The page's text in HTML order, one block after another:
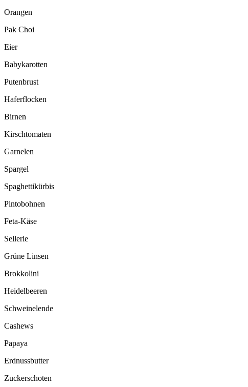
Orangen
Pak Choi
Eier
Babykarotten
Putenbrust
Haferflocken
Birnen
Kirschtomaten
Garnelen
Spargel
Spaghettikürbis
Pintobohnen
Feta-Käse
Sellerie
Grüne Linsen
Brokkolini
Heidelbeeren
Schweinelende
Cashews
Papaya
Erdnussbutter
Zuckerschoten